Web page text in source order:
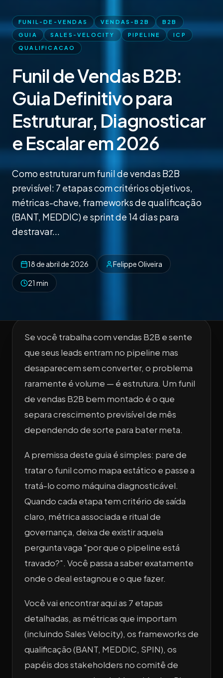
FUNIL-DE-VENDAS VENDAS-B2B
B2B
GUIA
SALES-VELOCITY PIPELINE
ICP
QUALIFICACAO
Funil de Vendas B2B:
Guia Definitivo para
Estruturar, Diagnosticar
e Escalar em 2026
Como estruturar um funil de vendas B2B
previsível: 7 etapas com critérios objetivos,
métricas-chave, frameworks de qualificação
(BANT, MEDDIC) e sprint de 14 dias para
destravar...
18 de abril de 2026 Felippe Oliveira
21 min
Se você trabalha com vendas B2B e sente
que seus leads entram no pipeline mas
desaparecem sem converter, o problema
raramente é volume — é estrutura. Um funil
de vendas B2B bem montado é o que
separa crescimento previsível de mês
dependendo de sorte para bater meta.
A premissa deste guia é simples: pare de
tratar o funil como mapa estático e passe a
tratá-lo como máquina diagnosticável.
Quando cada etapa tem critério de saída
claro, métrica associada e ritual de
governança, deixa de existir aquela
pergunta vaga "por que o pipeline está
travado?". Você passa a saber exatamente
onde o deal estagnou e o que fazer.
Você vai encontrar aqui as 7 etapas
detalhadas, as métricas que importam
(incluindo Sales Velocity), os frameworks de
qualificação (BANT, MEDDIC, SPIN), os
papéis dos stakeholders no comitê de